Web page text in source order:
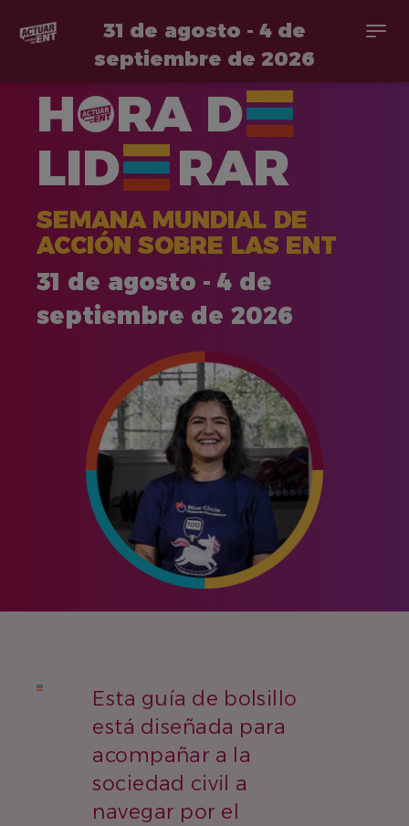
contenido
31 de agosto - 4 de
septiembre de 2026
H RA D
LID
RAR
SEMANA MUNDIAL DE
ACCIÓN SOBRE LAS ENT
31 de agosto - 4 de
septiembre de 2026
Esta guía de bolsillo
está diseñada para
acompañar a la
sociedad civil a
navegar por el